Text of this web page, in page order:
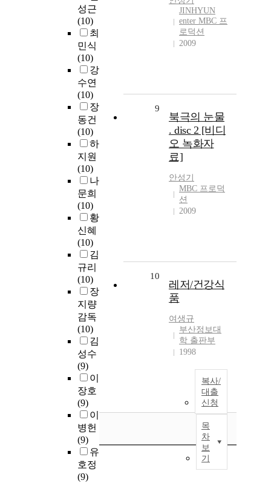
성근
(10)
최
민식
(10)
강
수연
(10)
장
동건
(10)
하
지원
(10)
나
문희
(10)
황
신혜
(10)
김
규리
(10)
장
지량
감독
(10)
김
성수
(9)
이
장호
(9)
이
병헌
(9)
유
호정
(9)
JINHYUN
enter MBC 프
로덕션
2009
9
북극의 눈물
. disc 2 [비디
오 녹화자
료]
안성기
MBC 프로덕
션
2009
10
레저/건강식
품
여생규
부산정보대
학 출판부
1998
복사/
대출
신청
목
차
보
기